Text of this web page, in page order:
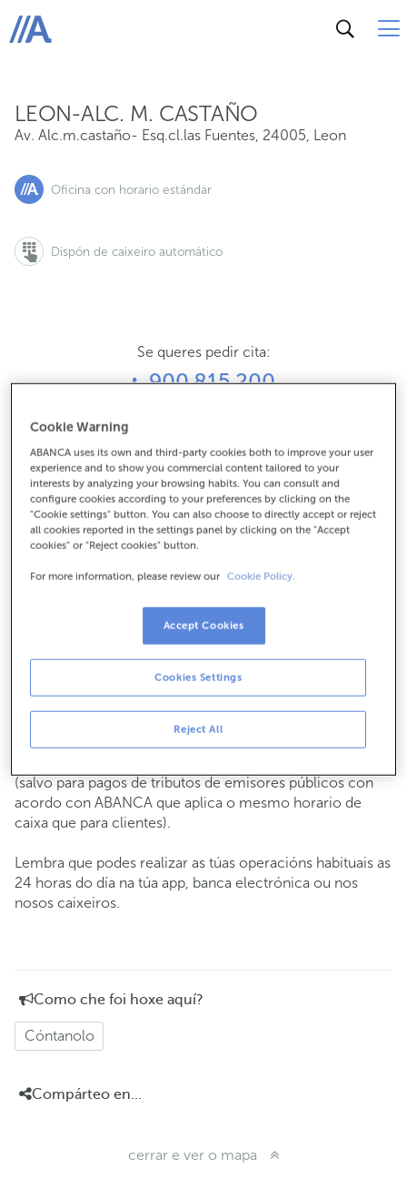
ABANCA
LEON-ALC. M. CASTAÑO
Av. Alc.m.castaño- Esq.cl.las Fuentes, 24005, Leon
Oficina con horario estándar
Dispón de caixeiro automático
Se queres pedir cita:
900 815 200
987210660
Como chegar
Consulta todos os horarios
Xestións comerciais
8:15 a 14:00.
cita previae atenderémoste o día e hora que
escollas
Clientes: de luns a venres de 8:15 a 11:00
martes e
(salvo para pagos de tributos de emisores públicos con
acordo con ABANCA que aplica o mesmo horario de
caixa que para clientes).
Lembra que podes realizar as túas operacións habituais as
24 horas do día na túa app, banca electrónica ou nos
nosos caixeiros.
Como che foi hoxe aquí?
Cóntanolo
Compárteo en...
cerrar e ver o mapa
Cookie Warning
ABANCA uses its own and third-party cookies both to improve your user
experience and to show you commercial content tailored to your
interests by analyzing your browsing habits. You can consult and
configure cookies according to your preferences by clicking on the
"Cookie settings" button. You can also choose to directly accept or reject
all cookies reported in the settings panel by clicking on the "Accept
cookies" or "Reject cookies" button.
For more information, please review our Cookie Policy.
Reject All
Cookies Settings
Accept Cookies
Av. Alc.m.castaño- Esq.cl.las Fuentes, 24005, Leon